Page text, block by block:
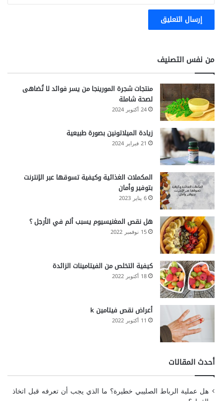
من نفس التصنيف
منتجات شجرة المورينجا من يسر فوائد لا تُضاهى
لصحة شاملة
24 أكتوبر 2024
زيادة الميلاتونين بصورة طبيعية
21 فبراير 2024
المكملات الغذائية وكيفية تسوقها عبر الإنترنت
بتوفير وأمان
6 يناير 2023
هل نقص المغنيسيوم يسبب ألم في الأرجل ؟
15 نوفمبر 2022
كيفية التخلص من الفيتامينات الزائدة
18 أكتوبر 2022
أعراض نقص فيتامين k
11 أكتوبر 2022
أحدث المقالات
هل عملية الرباط الصليبي خطيرة؟ ما الذي يجب أن تعرفه قبل اتخاذ